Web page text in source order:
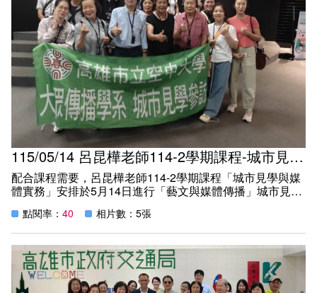
115/05/14 呂昆樺老師114-2學期課程-城市見學參訪3 (主題：藝文與媒體傳播)
配合課程需要，呂昆樺老師114-2學期課程「城市見學與媒
體實務」安排於5月14日進行「藝文與媒體傳播」城市見學
衛武營彩繪公寓影像紀錄。隨著實地踏訪運用課堂所學，同
時也增進了學生與城市大眾的交流情誼。
點閱率： 40 相片數：5張